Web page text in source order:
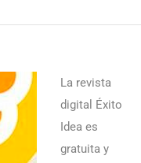
La revista
digital Éxito
Idea es
gratuita y